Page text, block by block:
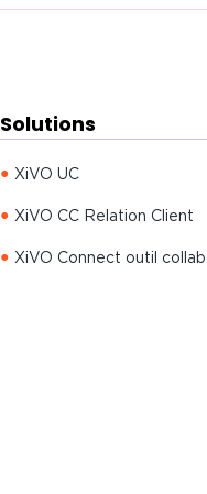
Solutions
XiVO UC
XiVO CC Relation Client
XiVO Connect outil